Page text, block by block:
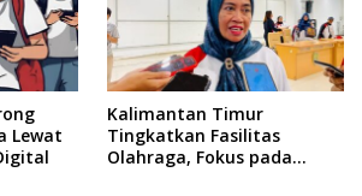
Lewat
Kalimantan Timur
Tingkatkan Fasilitas
Olahraga, Fokus pada